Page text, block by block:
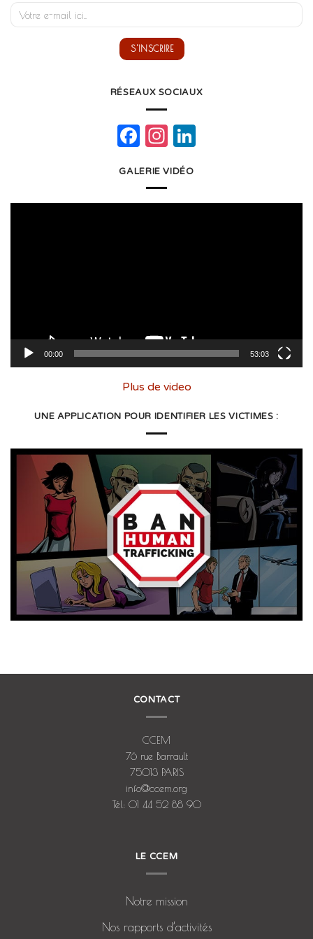
RÉSEAUX SOCIAUX
Facebook
Instagram
GALERIE VIDÉO
00:00 53:03
Plus de video
UNE APPLICATION POUR IDENTIFIER LES VICTIMES :
CONTACT
CCEM
76 rue Barrault
75013 PARIS
info@ccem.org
Tél: 01 44 52 88 90
LE CCEM
Notre mission
Nos rapports d’activités